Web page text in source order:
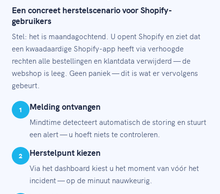
Een concreet herstelscenario voor Shopify-
gebruikers
Stel: het is maandagochtend. U opent Shopify en ziet dat
een kwaadaardige Shopify-app heeft via verhoogde
rechten alle bestellingen en klantdata verwijderd — de
webshop is leeg. Geen paniek — dit is wat er vervolgens
gebeurt.
1 Melding ontvangen
Mindtime detecteert automatisch de storing en stuurt
een alert — u hoeft niets te controleren.
2 Herstelpunt kiezen
Via het dashboard kiest u het moment van vóór het
incident — op de minuut nauwkeurig.